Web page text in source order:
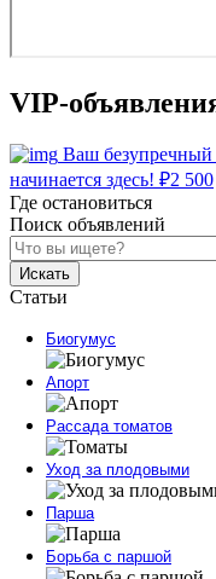
VIP-
Ваш
начинается здесь! ₽2 500
Где остановиться
Поиск объявлений
Искать
Статьи
Биогумус
Апорт
Рассада томатов
Уход за плодовыми
Парша
Борьба с паршой